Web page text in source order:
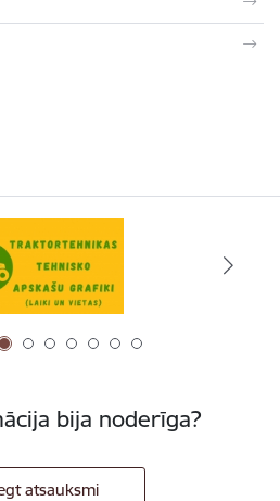
bija noderīga?
atsauksmi